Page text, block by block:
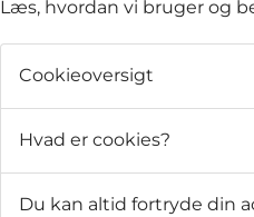
Læs, hvordan vi bruger og
Cookieoversigt
Hvad er cookies?
Du kan altid fortryde din